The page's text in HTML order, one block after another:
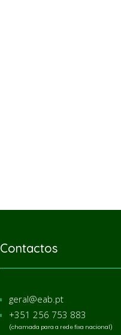
Contactos
geral@eab.pt
+351 256 753 883
(chamada para a rede fixa nacional)